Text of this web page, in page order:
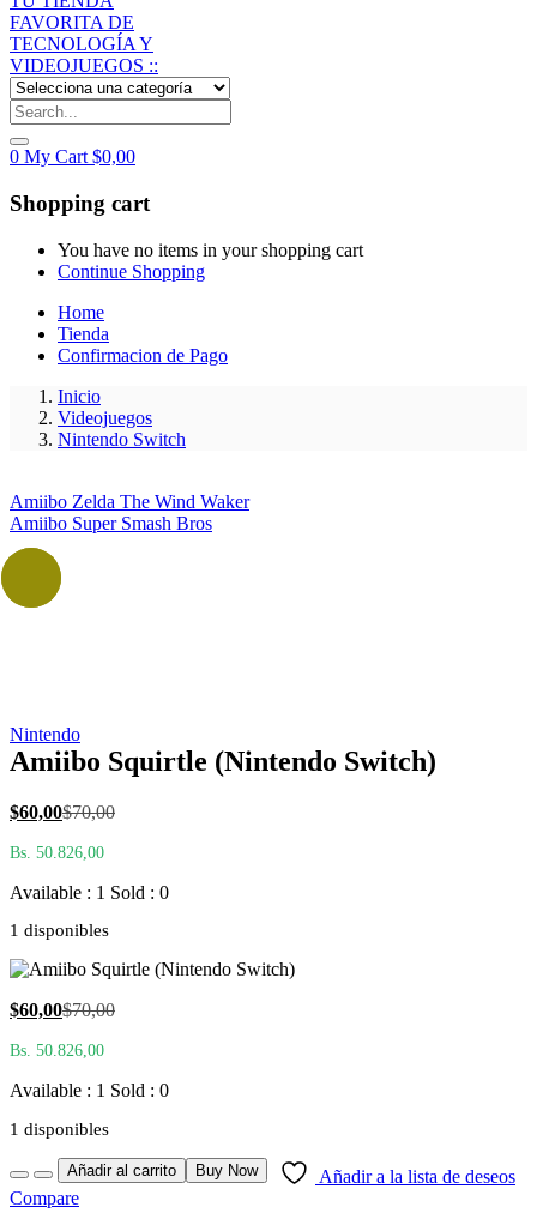
0 My Cart $0,00
Shopping cart
You have no items in your shopping cart
Continue Shopping
Home
Tienda
Confirmacion de Pago
Inicio
Videojuegos
Nintendo Switch
Amiibo Zelda The Wind Waker
Amiibo Super Smash Bros
Nintendo
Amiibo Squirtle (Nintendo Switch)
$60,00El
actual
$60,00.
$70,00El
$70,00.
Bs. 50.826,00
Available : 1 Sold : 0
1 disponibles
$60,00El
actual
$60,00.
$70,00El
$70,00.
Bs. 50.826,00
Available : 1 Sold : 0
1 disponibles
QuantityAñadir al carrito Buy Now
Añadir a la lista de deseos
Compare